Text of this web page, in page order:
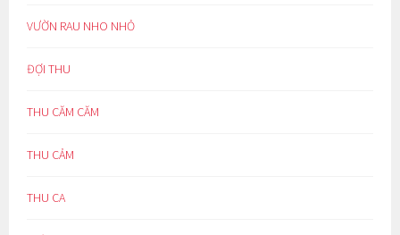
VƯỜN RAU NHO NHỎ
ĐỢI THU
THU CĂM CĂM
THU CẢM
THU CA